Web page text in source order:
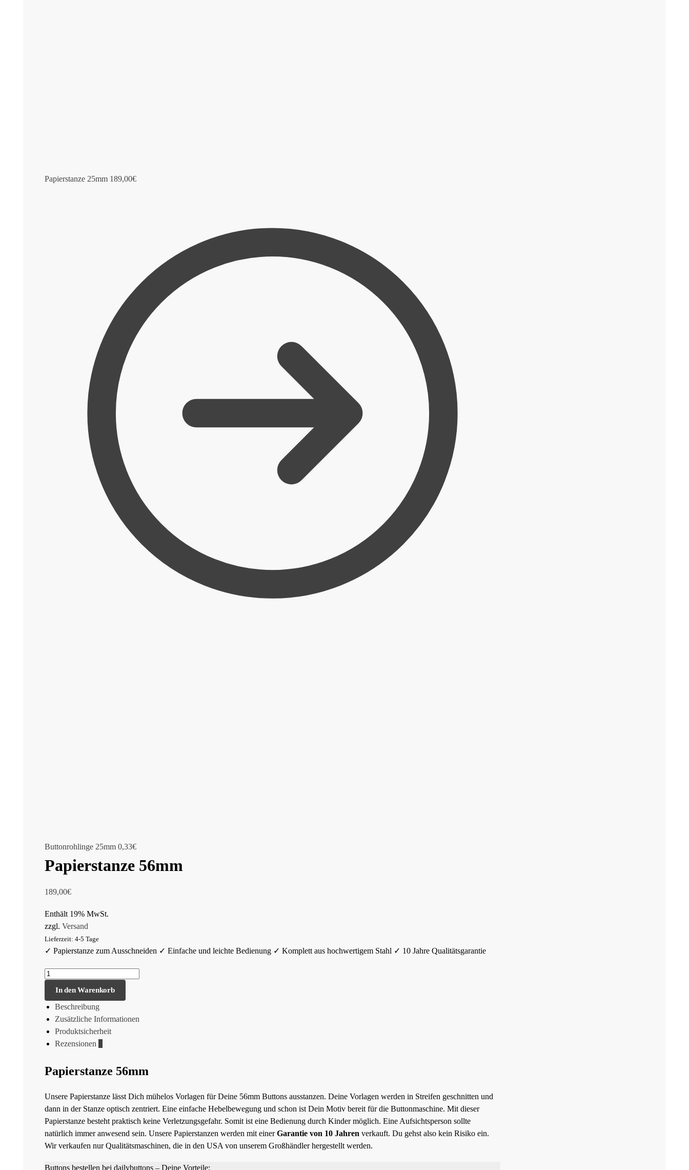
Papierstanze 25mm 189,00€
Buttonrohlinge 25mm 0,33€
Papierstanze 56mm
189,00€
Enthält 19% MwSt.
zzgl. Versand
Lieferzeit: 4-5 Tage
✓ Papierstanze zum Ausschneiden ✓ Einfache und leichte Bedienung ✓ Komplett aus hochwertigem Stahl ✓ 10 Jahre Qualitätsgarantie
In den Warenkorb
Beschreibung
Zusätzliche Informationen
Produktsicherheit
Rezensionen
Papierstanze 56mm
Unsere Papierstanze lässt Dich mühelos Vorlagen für Deine 56mm Buttons ausstanzen. Deine Vorlagen werden in Streifen geschnitten und
dann in der Stanze optisch zentriert. Eine einfache Hebelbewegung und schon ist Dein Motiv bereit für die Buttonmaschine. Mit dieser
Papierstanze besteht praktisch keine Verletzungsgefahr. Somit ist eine Bedienung durch Kinder möglich. Eine Aufsichtsperson sollte
natürlich immer anwesend sein. Unsere Papierstanzen werden mit einerGarantie von 10 Jahren verkauft. Du gehst also kein Risiko ein.
Wir verkaufen nur Qualitätsmaschinen, die in den USA von unserem Großhändler hergestellt werden.
Buttons bestellen bei dailybuttons – Deine Vorteile: